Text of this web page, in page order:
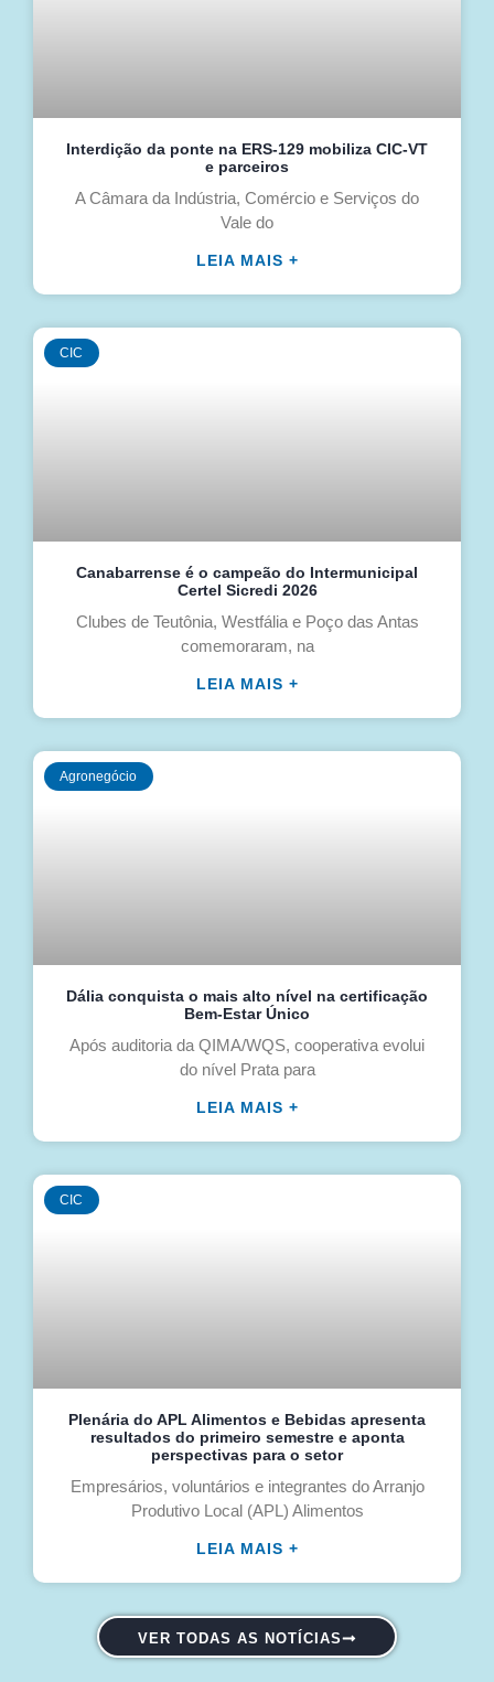
Interdição da ponte na ERS-129 mobiliza CIC-VT
e parceiros
A Câmara da Indústria, Comércio e Serviços do
Vale do
LEIA MAIS +
CIC
Canabarrense é o campeão do Intermunicipal
Certel Sicredi 2026
Clubes de Teutônia, Westfália e Poço das Antas
comemoraram, na
LEIA MAIS +
Agronegócio
Dália conquista o mais alto nível na certificação
Bem-Estar Único
Após auditoria da QIMA/WQS, cooperativa evolui
do nível Prata para
LEIA MAIS +
CIC
Plenária do APL Alimentos e Bebidas apresenta
resultados do primeiro semestre e aponta
perspectivas para o setor
Empresários, voluntários e integrantes do Arranjo
Produtivo Local (APL) Alimentos
LEIA MAIS +
VER TODAS AS NOTÍCIAS